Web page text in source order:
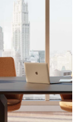
Close